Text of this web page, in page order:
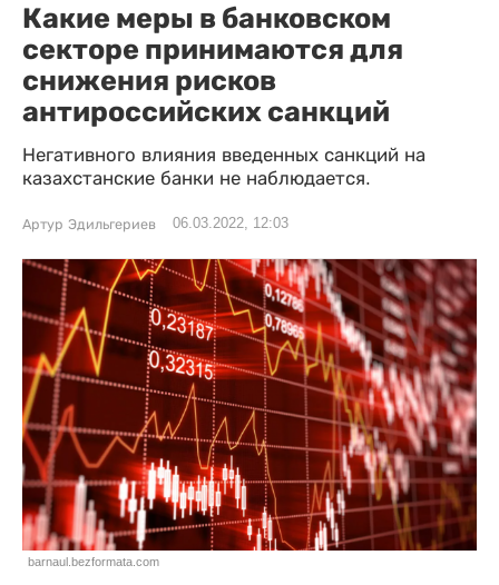
Какие меры в банковском
секторе принимаются для
снижения рисков
антироссийских санкций
Негативного влияния введенных санкций на
казахстанские банки не наблюдается.
Артур Эдильгериев 06.03.2022, 12:03
barnaul.bezformata.com